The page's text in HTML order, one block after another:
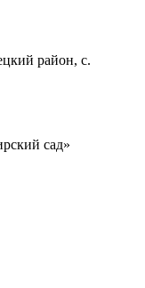
район, с.
сад»